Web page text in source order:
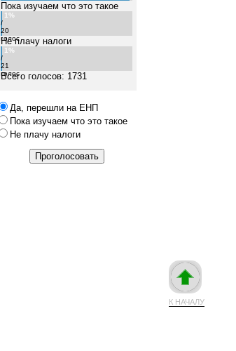
Пока изучаем что это такое
1%
/
20
голос
Не плачу налоги
1%
/
21
голос
Всего голосов: 1731
Да, перешли на ЕНП
Пока изучаем что это такое
Не плачу налоги
К НАЧАЛУ